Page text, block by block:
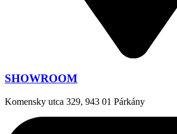
SHOWROOM
Komensky utca 329, 943 01 Párkány